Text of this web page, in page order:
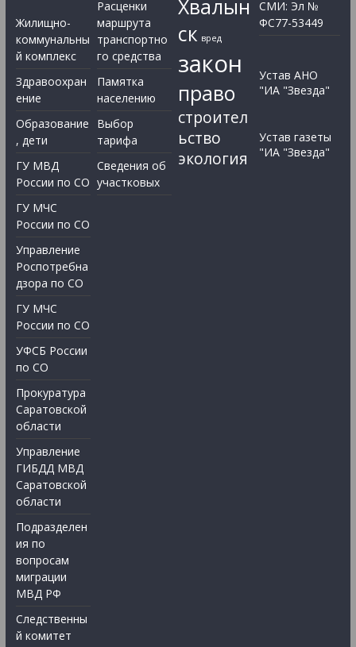
Жилищно-
коммунальны
й комплекс
Здравоохран
ение
Образование
, дети
ГУ МВД
России по СО
ГУ МЧС
России по СО
Управление
Роспотребна
дзора по СО
ГУ МЧС
России по СО
УФСБ России
по СО
Прокуратура
Саратовской
области
Управление
ГИБДД МВД
Саратовской
области
Подразделен
ия по
вопросам
миграции
МВД РФ
Следственны
й комитет
Расценки
маршрута
транспортно
го средства
Памятка
населению
Выбор
тарифа
Сведения об
участковых
Хвалын
ск вред
закон
право
строител
ьство
экология
СМИ: Эл №
ФС77-53449
Устав АНО
"ИА "Звезда"
Устав газеты
"ИА "Звезда"